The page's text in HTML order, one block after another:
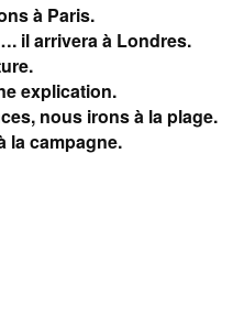
à Paris.
il arrivera à Londres.
explication.
nous irons à la plage.
la campagne.